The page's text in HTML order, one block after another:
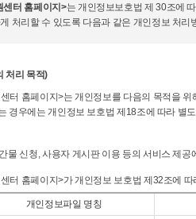
센터 홈페이지>는 개인정보보호법 제 30조에
처리할 수 있도록 다음과 같은 개인정보 처리
처리 목적)
터 홈페이지>는 개인정보를 다음의 목적을 위
경우에는 개인정보 보호법 제18조에 따라 별
물 신청, 사용자 게시판 이용 등의 서비스 제
터 홈페이지>가 개인정보 보호법 제32조에
개인정보파일 명칭